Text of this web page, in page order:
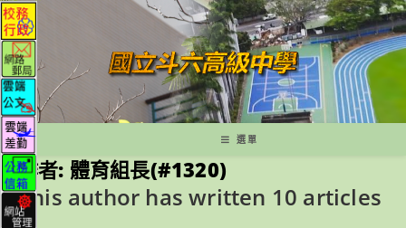
跳
轉
至
主
要
內
容
選單
作者: 體育組長(#1320)
This author has written 10 articles